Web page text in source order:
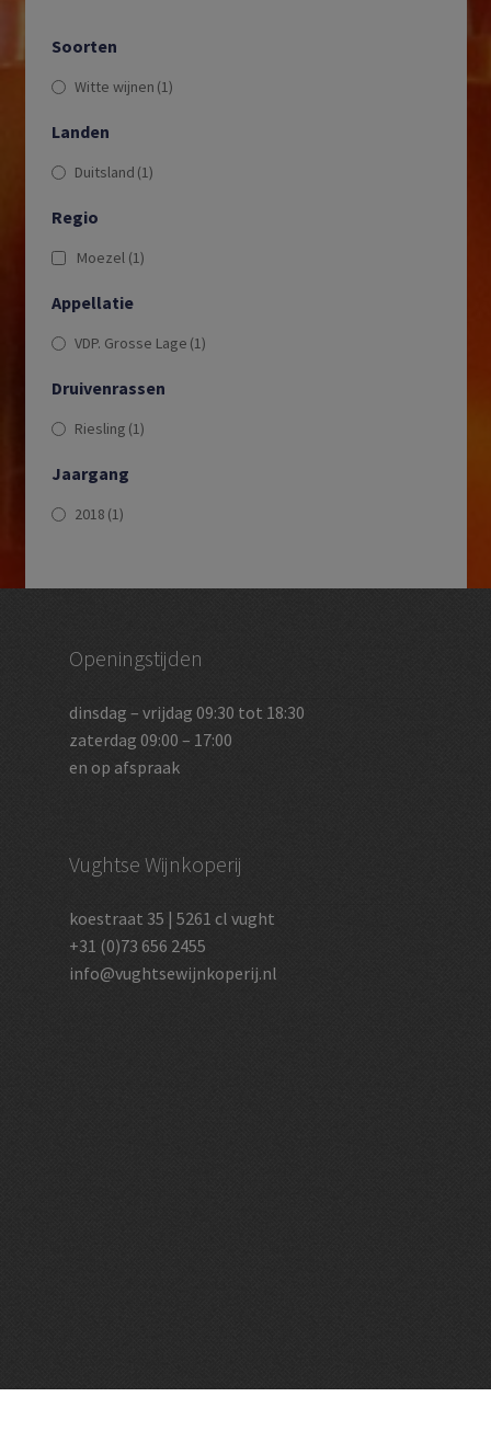
Soorten
Witte wijnen (1)
Landen
Duitsland (1)
Regio
Moezel (1)
Appellatie
VDP. Grosse Lage (1)
Druivenrassen
Riesling (1)
Jaargang
2018 (1)
Openingstijden
dinsdag – vrijdag 09:30 tot 18:30
zaterdag 09:00 – 17:00
en op afspraak
Vughtse Wijnkoperij
koestraat 35 | 5261 cl vught
+31 (0)73 656 2455
info@vughtsewijnkoperij.nl